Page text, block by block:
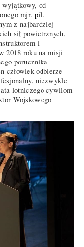
wyjątkowy, od
mjr. pil.
z najbardziej
sił powietrznych,
i
2018 roku na misji
porucznika
człowiek odbierze
niezwykle
lotniczego cywilom
Wojskowego